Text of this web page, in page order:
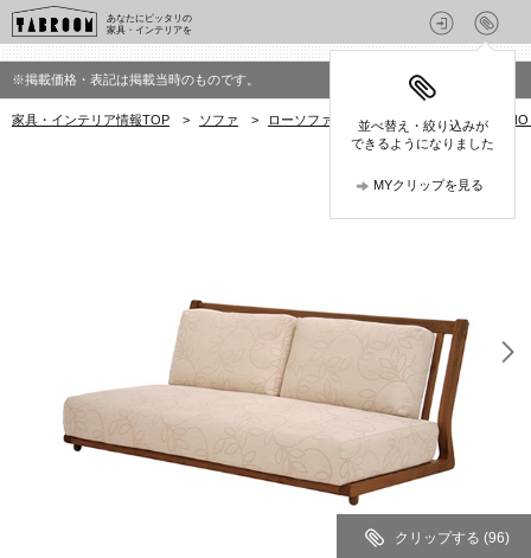
あなたにピッタリの
家具・インテリアを
並べ替え・絞り込みが
できるようになりました
MYクリップを見る
※掲載価格・表記は掲載当時のものです。
家具・インテリア情報TOP > ソファ > ローソファ ナガノインテリア
クリップする (96)